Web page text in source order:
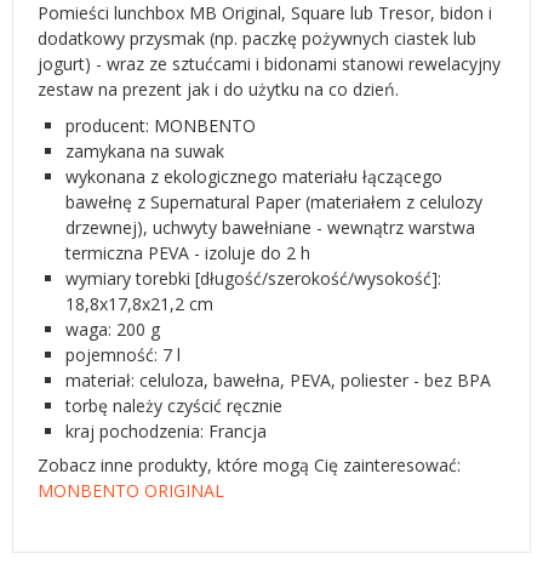
Pomieści lunchbox MB Original, Square lub Tresor, bidon i
dodatkowy przysmak (np. paczkę pożywnych ciastek lub
jogurt) - wraz ze sztućcami i bidonami stanowi rewelacyjny
zestaw na prezent jak i do użytku na co dzień.
producent: MONBENTO
zamykana na suwak
wykonana z ekologicznego materiału łączącego
bawełnę z Supernatural Paper (materiałem z celulozy
drzewnej), uchwyty bawełniane - wewnątrz warstwa
termiczna PEVA - izoluje do 2 h
wymiary torebki [długość/szerokość/wysokość]:
18,8x17,8x21,2 cm
waga: 200 g
pojemność: 7 l
materiał: celuloza, bawełna, PEVA, poliester - bez BPA
torbę należy czyścić ręcznie
kraj pochodzenia: Francja
Zobacz inne produkty, które mogą Cię zainteresować:
MONBENTO ORIGINAL